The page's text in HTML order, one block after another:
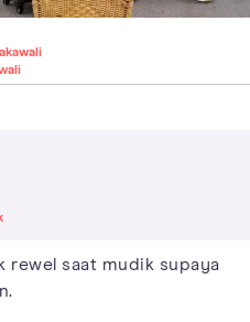
rewel saat mudik supaya